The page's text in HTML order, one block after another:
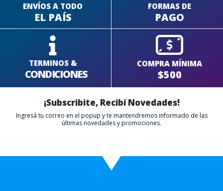
ENVÍOS A TODO
EL PAÍS
FORMAS DE
PAGO
TERMINOS &
CONDICIONES
COMPRA MÍNIMA
$500
¡Subscribite, Recibí Novedades!
Ingresá tu correo en el popup y te mantendremos informado de las
últimas novedades y promociones.